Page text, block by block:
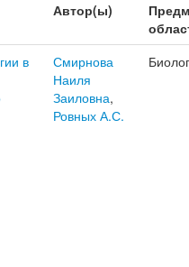
Автор(ы)
в
Смирнова
Наиля
Заиловна,
Ровных А.С.